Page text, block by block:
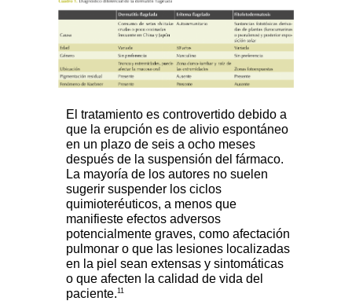
El tratamiento es controvertido debido a
que la erupción es de alivio espontáneo
en un plazo de seis a ocho meses
después de la suspensión del fármaco.
La mayoría de los autores no suelen
sugerir suspender los ciclos
quimioteréuticos, a menos que
manifieste efectos adversos
potencialmente graves, como afectación
pulmonar o que las lesiones localizadas
en la piel sean extensas y sintomáticas
o que afecten la calidad de vida del
paciente.11